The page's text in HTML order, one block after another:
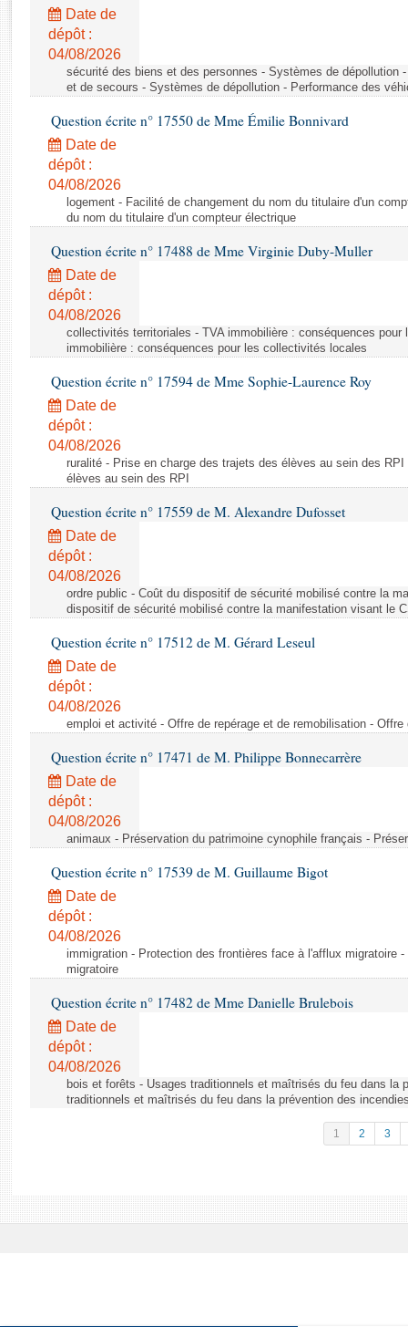
Rapports législatifs
Rapports sur l'application des lois
Baromètre de l’application des lois
Dossiers législatifs
Budget et sécurité sociale
Questions écrites et orales
Comptes rendus des débats
Date de
dépôt :
04/08/2026
sécurité des biens et des personnes - Systèmes de dépollution
et de secours - Systèmes de dépollution - Performance des
Question écrite n° 17550 de Mme Émilie Bonnivard
Date de
dépôt :
04/08/2026
logement - Facilité de changement du nom du titulaire d'un
du nom du titulaire d'un compteur électrique
Question écrite n° 17488 de Mme Virginie Duby-Muller
Date de
dépôt :
04/08/2026
collectivités territoriales - TVA immobilière : conséquences
immobilière : conséquences pour les collectivités locales
Question écrite n° 17594 de Mme Sophie-Laurence Roy
Date de
dépôt :
04/08/2026
ruralité - Prise en charge des trajets des élèves au sein des
élèves au sein des RPI
Question écrite n° 17559 de M. Alexandre Dufosset
Date de
dépôt :
04/08/2026
ordre public - Coût du dispositif de sécurité mobilisé contre la
dispositif de sécurité mobilisé contre la manifestation visant le
Question écrite n° 17512 de M. Gérard Leseul
Date de
dépôt :
04/08/2026
emploi et activité - Offre de repérage et de remobilisation -
Question écrite n° 17471 de M. Philippe Bonnecarrère
Date de
dépôt :
04/08/2026
animaux - Préservation du patrimoine cynophile français -
Question écrite n° 17539 de M. Guillaume Bigot
Date de
dépôt :
04/08/2026
immigration - Protection des frontières face à l'afflux migratoire
migratoire
Question écrite n° 17482 de Mme Danielle Brulebois
Date de
dépôt :
04/08/2026
bois et forêts - Usages traditionnels et maîtrisés du feu dans la
traditionnels et maîtrisés du feu dans la prévention des
1 2 3